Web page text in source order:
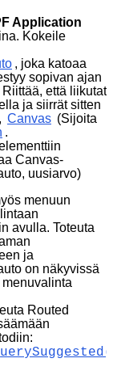
Application
Kokeile
, joka katoaa
sopivan ajan
että liikutat
ja siirrät sitten
, Canvas (Sijoita
.
Canvas-
uusiarvo)
menuun
avulla. Toteuta
ja
on näkyvissä
Routed